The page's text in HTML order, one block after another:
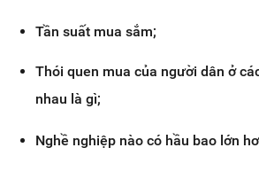
Tần suất mua sắm;
Thói quen mua của người dân ở
nhau là gì;
Nghề nghiệp nào có hầu bao lớn